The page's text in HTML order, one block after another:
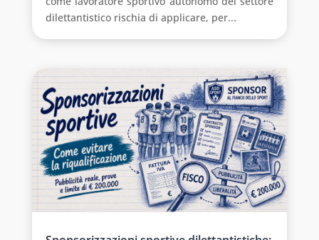
dilettantistico rischia di applicare, per...